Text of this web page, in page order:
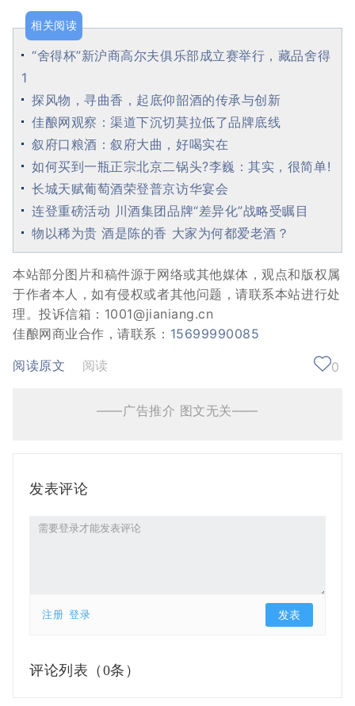
相关阅读
“舍得杯”新沪商高尔夫俱乐部成立赛举行，藏品舍得
1
探风物，寻曲香，起底仰韶酒的传承与创新
佳酿网观察：渠道下沉切莫拉低了品牌底线
叙府口粮酒：叙府大曲，好喝实在
如何买到一瓶正宗北京二锅头?李巍：其实，很简单!
长城天赋葡萄酒荣登普京访华宴会
连登重磅活动 川酒集团品牌“差异化”战略受瞩目
物以稀为贵 酒是陈的香 大家为何都爱老酒？
本站部分图片和稿件源于网络或其他媒体，观点和版权属
于作者本人，如有侵权或者其他问题，请联系本站进行处
理。投诉信箱：1001@jianiang.cn
佳酿网商业合作，请联系： 15699990085
阅读原文
阅读 0
——广告推介 图文无关——
发表评论
注册 登录
评论列表（ 0条）